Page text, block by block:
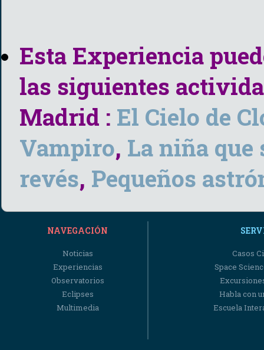
Esta Experiencia
las siguientes
Madrid : El Cielo de
Vampiro, La niña
revés, Pequeños
NAVEGACIÓN
Noticias
Experiencias
Observatorios
Eclipses
Multimedia
Casos
Space
Habla con
Escuela